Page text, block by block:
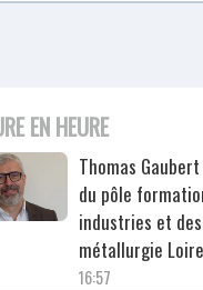
EN HEURE
Thomas
du pôle
industries et
métallurgie
16:57